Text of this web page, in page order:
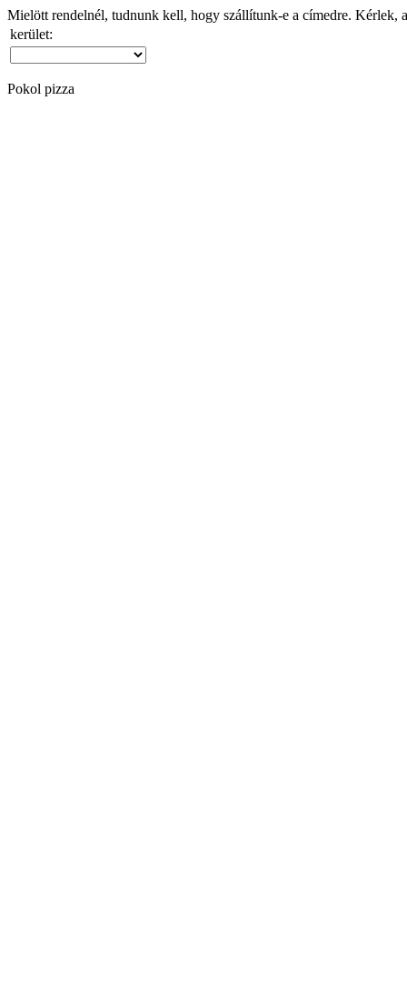
Mielött rendelnél, tudnunk kell, hogy szállítunk-e a címedre. Kérlek,
kerület:
Pokol pizza